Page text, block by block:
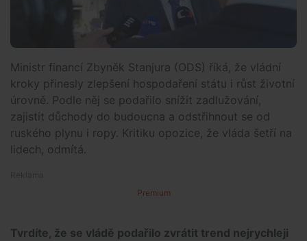
Ministr financí Zbyněk Stanjura (ODS) říká, že vládní
kroky přinesly zlepšení hospodaření státu i růst životní
úrovně. Podle něj se podařilo snížit zadlužování,
zajistit důchody do budoucna a odstřihnout se od
ruského plynu i ropy. Kritiku opozice, že vláda šetří na
lidech, odmítá.
Premium
Tvrdíte, že se vládě podařilo zvrátit trend nejrychleji